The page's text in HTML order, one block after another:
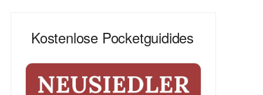
Kostenlose Pocketguidides